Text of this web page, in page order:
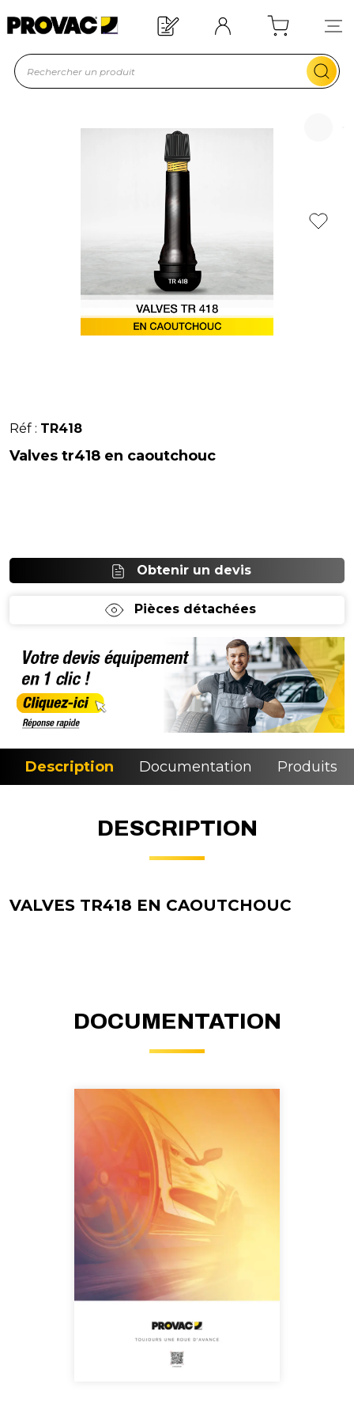
Offre de bienvenue : 20€ offerts !
En savoir plus
Réf : TR418
Valves tr418 en caoutchouc
Obtenir un devis
Pièces détachées
Description Documentation Produits
DESCRIPTION
VALVES TR418 EN CAOUTCHOUC
DOCUMENTATION